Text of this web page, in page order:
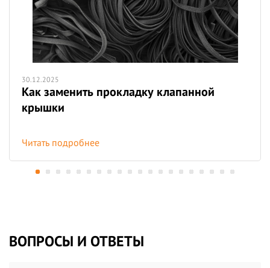
30.12.2025
Как заменить прокладку клапанной
крышки
Читать подробнее
ВОПРОСЫ И ОТВЕТЫ